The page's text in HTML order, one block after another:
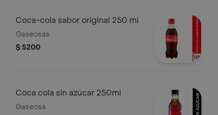
Coca-cola sabor original 250 ml
Gaseosas
$ 5200
Coca cola sin azúcar 250ml
Gaseosa